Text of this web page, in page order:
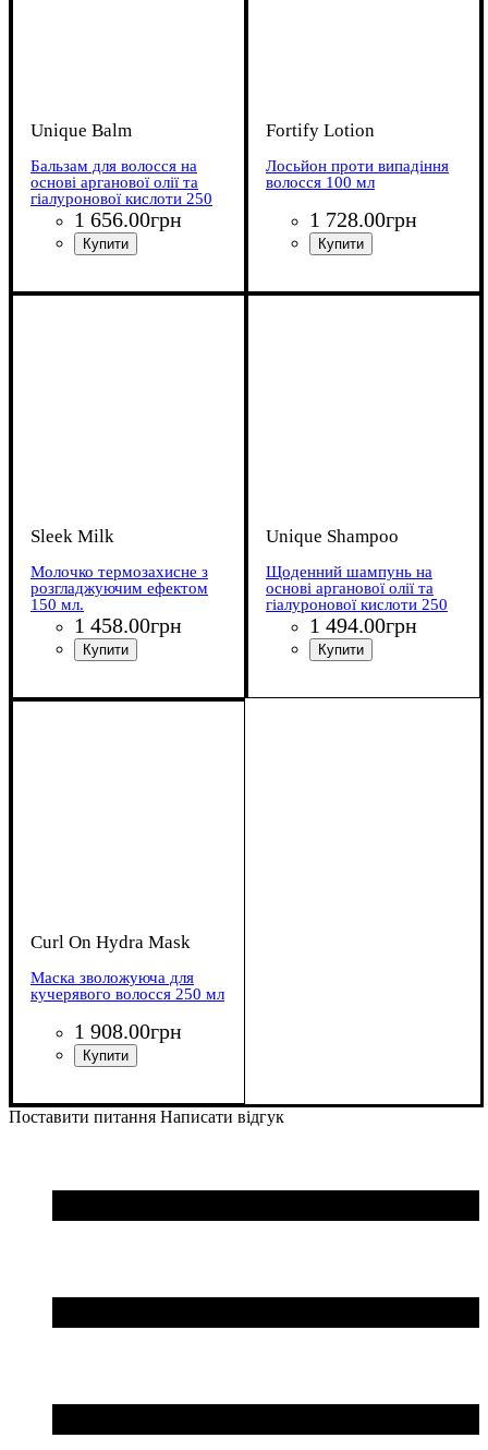
Unique Balm
Бальзам для волосся на
основі арганової олії та
гіалуронової кислоти 250
1 656.00грн
Fortify Lotion
Лосьйон проти випадіння
волосся 100 мл
1 728.00грн
Sleek Milk
Молочко термозахисне з
розгладжуючим ефектом
150 мл.
1 458.00грн
Unique Shampoo
Щоденний шампунь на
основі арганової олії та
гіалуронової кислоти 250
1 494.00грн
Curl On Hydra Mask
Маска зволожуюча для
кучерявого волосся 250 мл
1 908.00грн
Поставити питання Написати відгук